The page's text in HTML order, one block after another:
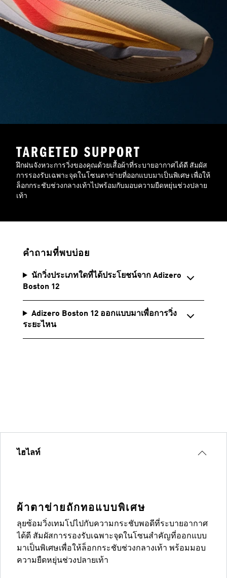
TARGETED SUPPORT
ฝึกฝนจังหวะการวิ่งของคุณด้วยเสื้อผ้าที่ระบายอากาศได้ดี สัมผัส
การรองรับเฉพาะจุดในโซนตาข่ายที่ออกแบบมาเป็นพิเศษ เพื่อให้
ล็อกกระชับช่วงกลางเท้าไปพร้อมกับมอบความยืดหยุ่นช่วงปลาย
เท้า
คำถามที่พบบ่อย
นักวิ่งประเภทใดที่ได้ประโยชน์จาก Adizero
Boston 12
Adizero Boston 12 ออกแบบมาเพื่อการวิ่ง
ระยะไหน
ไฮไลท์
ผ้าตาข่ายถักทอแบบพิเศษ
ลุยซ้อมวิ่งเทมโปไปกับความกระชับพอดีที่ระบายอากาศ
ได้ดี สัมผัสการรองรับเฉพาะจุดในโซนสำคัญที่ออกแบบ
มาเป็นพิเศษเพื่อให้ล็อกกระชับช่วงกลางเท้า พร้อมมอบ
ความยืดหยุ่นช่วงปลายเท้า